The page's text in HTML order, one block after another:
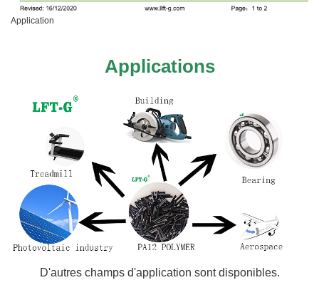
Application
Applications
D'autres champs d'application sont disponibles.